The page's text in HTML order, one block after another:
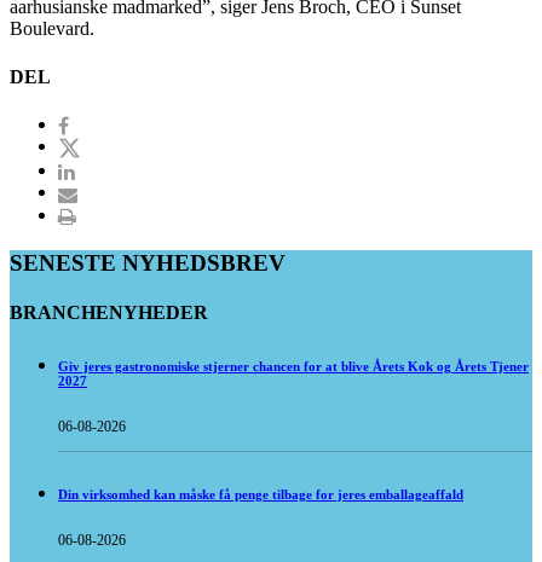
aarhusianske madmarked”, siger Jens Broch, CEO i Sunset
Boulevard.
DEL
SENESTE NYHEDSBREV
BRANCHENYHEDER
Giv jeres gastronomiske stjerner chancen for at blive Årets Kok og Årets Tjener
2027
06-08-2026
Din virksomhed kan måske få penge tilbage for jeres emballageaffald
06-08-2026